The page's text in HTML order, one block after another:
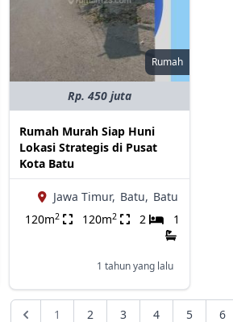
Rumah
Rp. 450 juta
Rumah Murah Siap Huni
Lokasi Strategis di Pusat
Kota Batu
Jawa Timur, Batu, Batu
120m2 120m2 2 1
1 tahun yang lalu
1 2 3 4 5 6